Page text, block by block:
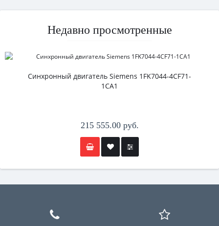
Недавно просмотренные
Синхронный двигатель Siemens 1FK7044-4CF71-
1CA1
215 555.00 руб.